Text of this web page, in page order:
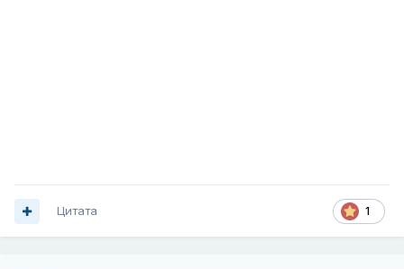
1
Цитата